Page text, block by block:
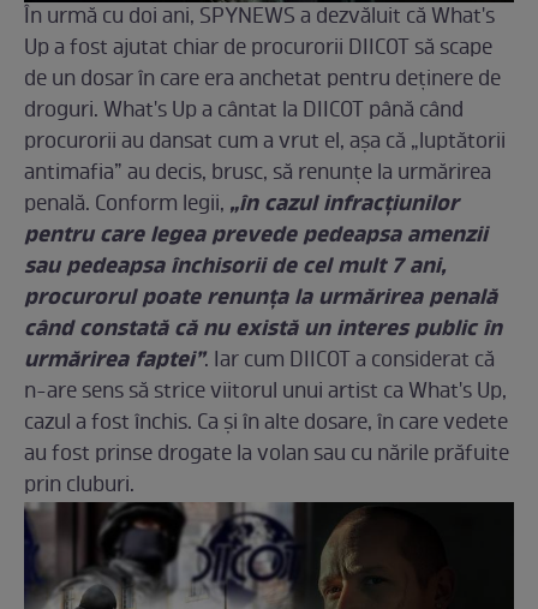
În urmă cu doi ani, SPYNEWS a dezvăluit că What's
Up a fost ajutat chiar de procurorii DIICOT să scape
de un dosar în care era anchetat pentru deținere de
droguri. What's Up a cântat la DIICOT până când
procurorii au dansat cum a vrut el, așa că „luptătorii
antimafia” au decis, brusc, să renunțe la urmărirea
penală. Conform legii, „în cazul infracțiunilor
pentru care legea prevede pedeapsa amenzii
sau pedeapsa închisorii de cel mult 7 ani,
procurorul poate renunța la urmărirea penală
când constată că nu există un interes public în
urmărirea faptei”. Iar cum DIICOT a considerat că
n-are sens să strice viitorul unui artist ca What's Up,
cazul a fost închis. Ca și în alte dosare, în care vedete
au fost prinse drogate la volan sau cu nările prăfuite
prin cluburi.